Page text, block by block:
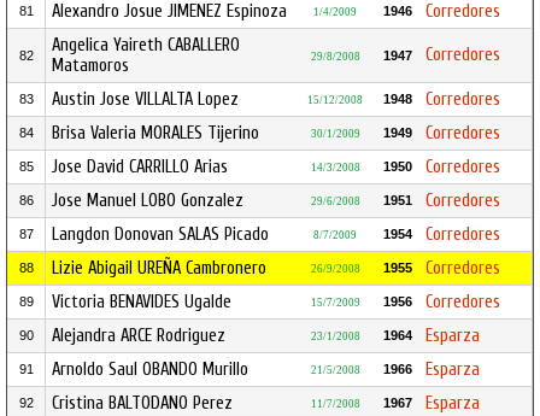
81 Alexandro Josue JIMENEZ Espinoza 1/4/2009 1946 Corredores
82
Angelica Yaireth CABALLERO
Matamoros
29/8/2008 1947 Corredores
83 Austin Jose VILLALTA Lopez 15/12/2008 1948 Corredores
84 Brisa Valeria MORALES Tijerino 30/1/2009 1949 Corredores
85 Jose David CARRILLO Arias 14/3/2008 1950 Corredores
86 Jose Manuel LOBO Gonzalez 29/6/2008 1951 Corredores
87 Langdon Donovan SALAS Picado 8/7/2009 1954 Corredores
88 Lizie Abigail UREÑA Cambronero 26/9/2008 1955 Corredores
89 Victoria BENAVIDES Ugalde 15/7/2009 1956 Corredores
90 Alejandra ARCE Rodriguez 23/1/2008 1964 Esparza
91 Arnoldo Saul OBANDO Murillo 21/5/2008 1966 Esparza
92 Cristina BALTODANO Perez 11/7/2008 1967 Esparza